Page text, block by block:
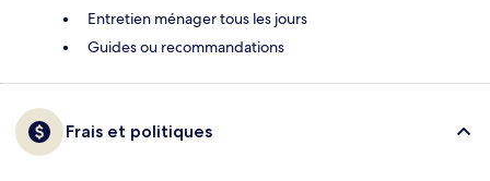
Entretien ménager tous les jours
Guides ou recommandations
Frais et politiques